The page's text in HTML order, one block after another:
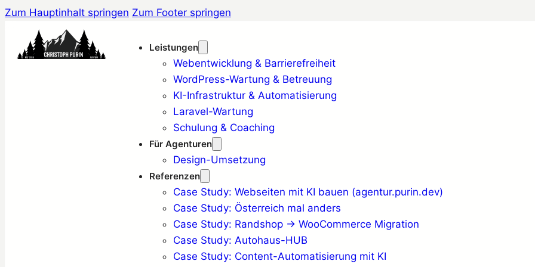
Zum Hauptinhalt springen Zum Footer springen
Leistungen
Webentwicklung & Barrierefreiheit
WordPress-Wartung & Betreuung
KI-Infrastruktur & Automatisierung
Laravel-Wartung
Schulung & Coaching
Für Agenturen
Design-Umsetzung
Referenzen
Case Study: Webseiten mit KI bauen (agentur.purin.dev)
Case Study: Österreich mal anders
Case Study: Randshop → WooCommerce Migration
Case Study: Autohaus-HUB
Case Study: Content-Automatisierung mit KI